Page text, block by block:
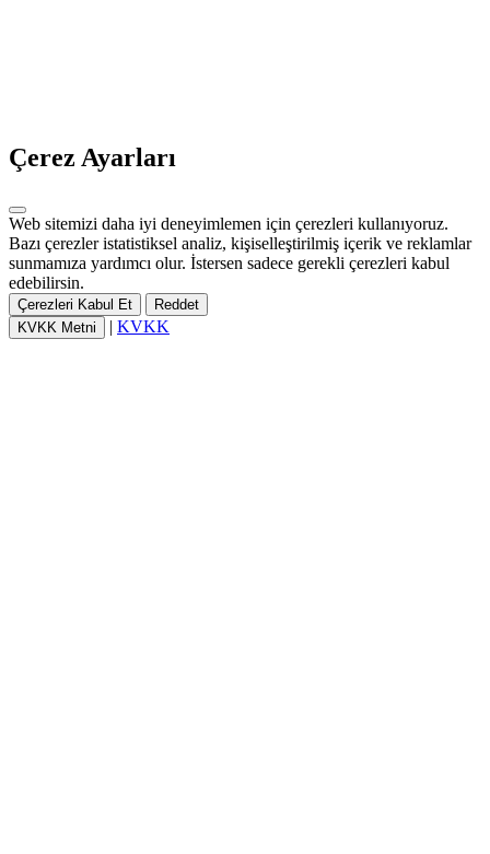
Çerez Ayarları
Web sitemizi daha iyi deneyimlemen için çerezleri kullanıyoruz.
Bazı çerezler istatistiksel analiz, kişiselleştirilmiş içerik ve reklamlar
sunmamıza yardımcı olur. İstersen sadece gerekli çerezleri kabul
edebilirsin.
Çerezleri Kabul Et
Reddet
KVKK Metni
| KVKK